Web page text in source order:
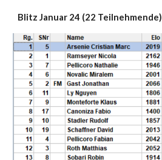
BlitzJanuar 24 (22 Teilnehmende)